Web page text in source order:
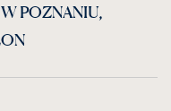
POZNANIU,